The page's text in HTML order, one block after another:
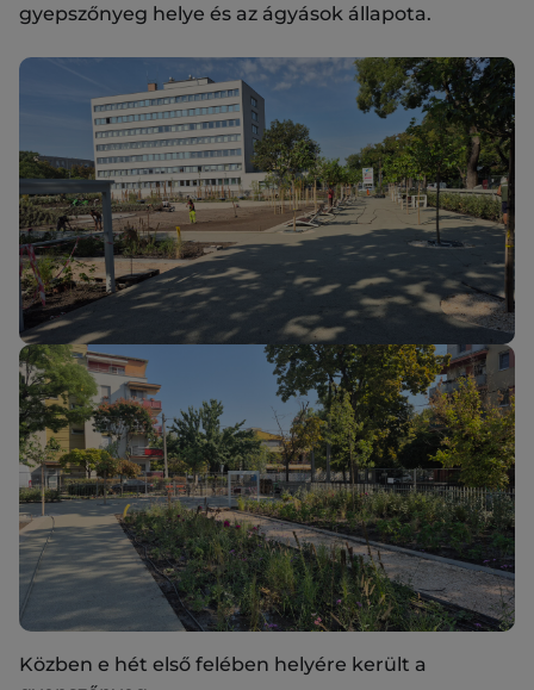
gyepszőnyeg helye és az ágyások állapota.
Közben e hét első felében helyére került a